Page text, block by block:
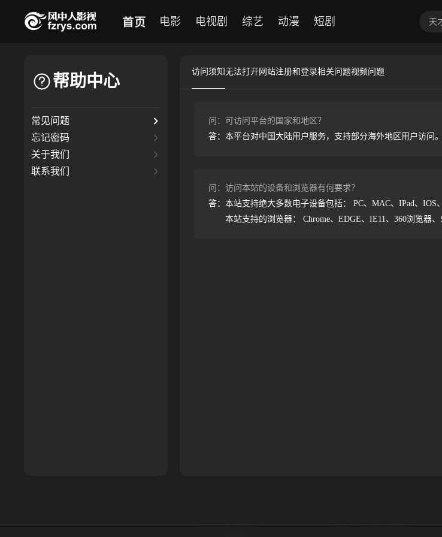
首页 电影 电视剧 综艺 动漫 短剧
帮助中心
常见问题
忘记密码
关于我们
联系我们
访问须知无法打开网站注册和登录相关问题视频问题
问：
可访问平台的国家和地区？
答： 本平台对中国大陆用户服务，支持部分海外地区用户访问。
问： 访问本站的设备和浏览器有何要求？
答： 本站支持绝大多数电子设备包括： PC、MAC、IPad、IOS
本站支持的浏览器： Chrome、EDGE、IE11、360浏览器